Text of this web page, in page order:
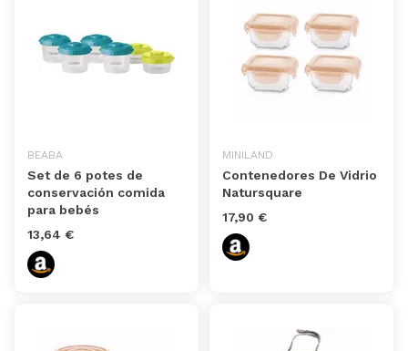
BEABA
Set de 6 potes de
conservación comida
para bebés
13,64 €
MINILAND
Contenedores De Vidrio
Natursquare
17,90 €